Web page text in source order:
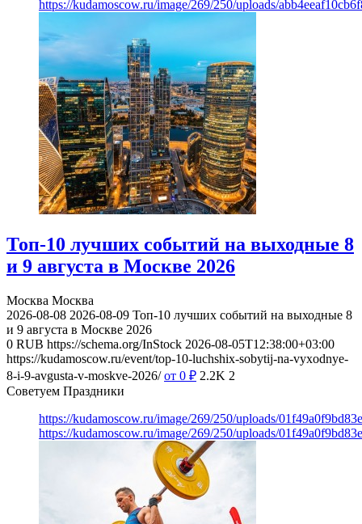
https://kudamoscow.ru/image/269/250/uploads/
Топ-10 лучших событий на выходные 8
и 9 августа в Москве 2026
Москва Москва
2026-08-08 2026-08-09 Топ-10 лучших событий на выходные 8
и 9 августа в Москве 2026
0 RUB https://schema.org/InStock 2026-08-05T12:38:00+03:00
https://kudamoscow.ru/event/top-10-luchshix-sobytij-na-vyxodnye-
8-i-9-avgusta-v-moskve-2026/ от 0 ₽ 2.2K 2
Советуем Праздники
https://kudamoscow.ru/image/269/250/uploads/
https://kudamoscow.ru/image/269/250/uploads/